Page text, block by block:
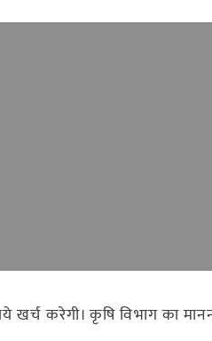
करेगी। कृषि विभाग का